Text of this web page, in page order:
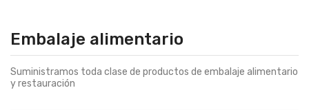
Embalaje alimentario
Suministramos toda clase de productos de embalaje alimentario
y restauración